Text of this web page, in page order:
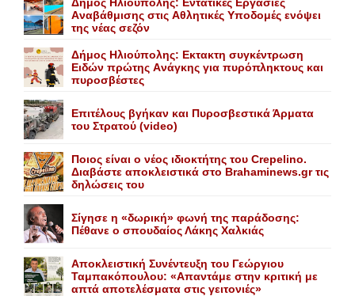
Aναβάθμισης στις Aθλητικές Yποδομές ενόψει
της νέας σεζόν
Δήμος Ηλιούπολης: Eκτακτη συγκέντρωση
Eιδών πρώτης Aνάγκης για πυρόπληκτους και
πυροσβέστες
Επιτέλους βγήκαν και Πυροσβεστικά Άρματα
του Στρατού (video)
Ποιος είναι ο νέος ιδιοκτήτης του Crepelino.
Διαβάστε αποκλειστικά στο Brahaminews.gr τις
δηλώσεις του
Σίγησε η «δωρική» φωνή της παράδοσης:
Πέθανε o σπουδαίος Λάκης Xαλκιάς
Αποκλειστική Συνέντευξη του Γεώργιου
Ταμπακόπουλου: «Απαντάμε στην κριτική με
απτά αποτελέσματα στις γειτονιές»